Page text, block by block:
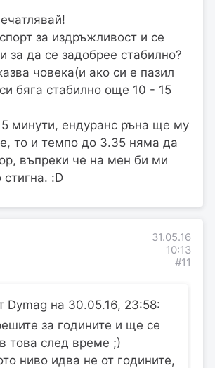
за издръжливост и се
за да се задобрее стабилно?
човека(и ако си е пазил
бяга стабилно още 10 - 15
минути, ендуранс ръна ще му
то и темпо до 3.35 няма да
въпреки че на мен би ми
стигна. :D
31.05.16
10:13
#11
Dymag на 30.05.16, 23:58:
за годините и ще се
това след време ;)
ниво идва не от годините,